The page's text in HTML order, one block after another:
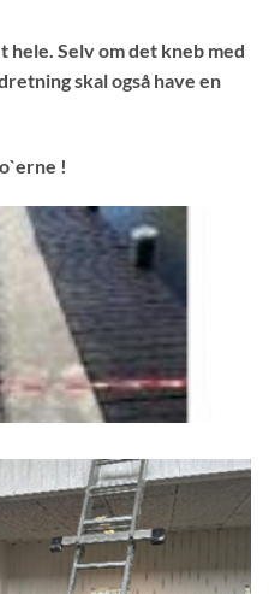
Selv om det kneb med
skal også have en
!